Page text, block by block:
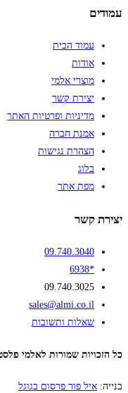
עמודים
עמוד הבית
אודות
מוצרי אלמי
יצירת קשר
מדיניות ופרטיות האתר
אמנת חברה
הצהרת נגישות
בלוג
מפת אתר
יצירת קשר
09.740.3040
*6938
09.740.3025
sales@almi.co.il
שאלות ותשובות
כל הזכויות שמורות לאלמי
בנייה: איל פור פרסום בגוגל